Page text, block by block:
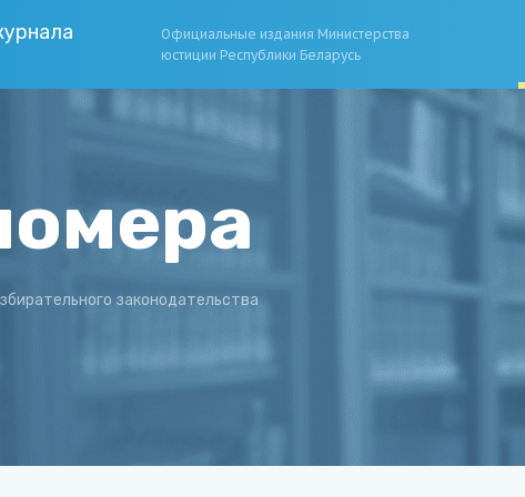
Официальные издания Министерства
юстиции Республики Беларусь
законодательства